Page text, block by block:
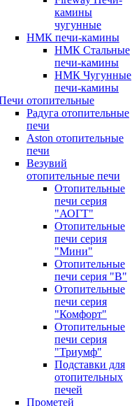
камины
чугунные
НМК печи-камины
НМК Стальные
печи-камины
НМК Чугунные
печи-камины
отопительные
Радуга отопительные
печи
Aston отопительные
печи
Везувий
отопительные печи
Отопительные
печи серия
"АОГТ"
Отопительные
печи серия
"Мини"
Отопительные
печи серия "В"
Отопительные
печи серия
"Комфорт"
Отопительные
печи серия
"Триумф"
Подставки для
отопительных
печей
Прометей